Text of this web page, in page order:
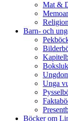
Mat &
Barn- och
Unga
Böcker om